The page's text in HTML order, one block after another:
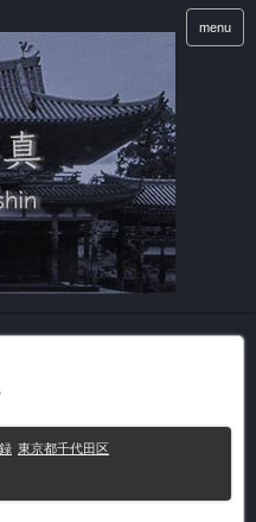
menu
東京都千代田区